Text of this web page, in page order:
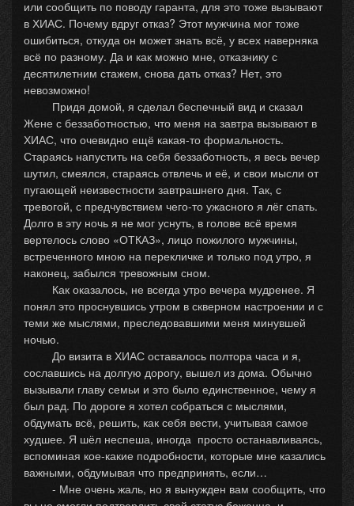
или сообщить по поводу гаранта, для это тоже вызывают
в ХИАС. Почему вдруг отказ? Этот мужчина мог тоже
ошибиться, откуда он может знать всё, у всех наверняка
всё по разному. Да и как можно мне, отказнику с
десятилетним стажем, снова дать отказ? Нет, это
невозможно!
Придя домой, я сделал беспечный вид и сказал
Жене с беззаботностью, что меня на завтра вызывают в
ХИАС, что очевидно ещё какая-то формальность.
Стараясь напустить на себя беззаботность, я весь вечер
шутил, смеялся, стараясь отвлечь и её, и свои мысли от
пугающей неизвестности завтрашнего дня. Так, с
тревогой, с предчувствием чего-то ужасного я лёг спать.
Долго в эту ночь я не мог уснуть, в голове всё время
вертелось слово «ОТКАЗ», лицо пожилого мужчины,
встреченного мною на перекличке и только под утро, я
наконец, забылся тревожным сном.
Как оказалось, не всегда утро вечера мудренее. Я
понял это проснувшись утром в скверном настроении и с
теми же мыслями, преследовавшими меня минувшей
ночью.
До визита в ХИАС оставалось полтора часа и я,
сославшись на долгую дорогу, вышел из дома. Обычно
вызывали главу семьи и это было единственное, чему я
был рад. По дороге я хотел собраться с мыслями,
обдумать всё, решить, как себя вести, учитывая самое
худшее. Я шёл неспеша, иногда просто останавливаясь,
вспоминая кое-какие подробности, которые мне казались
важными, обдумывая что предпринять, если…
- Мне очень жаль, но я вынужден вам сообщить, что